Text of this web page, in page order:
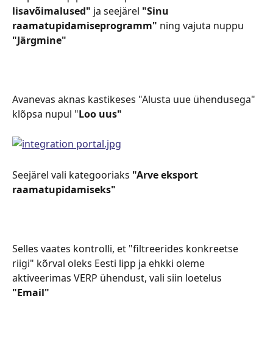
lisavõimalused" ja seejärel "Sinu
raamatupidamiseprogramm" ning vajuta nuppu
"Järgmine"
Avanevas aknas kastikeses "Alusta uue ühendusega"
klõpsa nupul "Loo uus"
Seejärel vali kategooriaks "Arve eksport
raamatupidamiseks"
Selles vaates kontrolli, et "filtreerides konkreetse
riigi" kõrval oleks Eesti lipp ja ehkki oleme
aktiveerimas VERP ühendust, vali siin loetelus
"Email"